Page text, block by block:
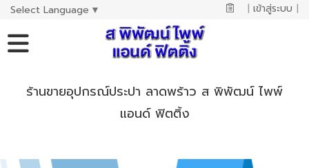
Select Language ▼ | เข้าสู่ระบบ |
ร้านขายอุปกรณ์ประปา ลาดพร้าว ส พิพัฒน์ ไพพ์
แอนด์ ฟิตติ้ง